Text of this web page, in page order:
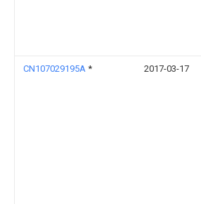
CN107029195A * 2017-03-17